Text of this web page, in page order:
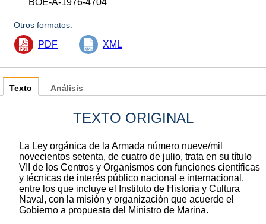
Otros formatos:
PDF XML
Texto
TEXTO ORIGINAL
La Ley orgánica de la Armada número nueve/mil
novecientos setenta, de cuatro de julio, trata en su título
VII de los Centros y Organismos con funciones científicas
y técnicas de interés público nacional e internacional,
entre los que incluye el Instituto de Historia y Cultura
Naval, con la misión y organización que acuerde el
Gobierno a propuesta del Ministro de Marina.
Análisis